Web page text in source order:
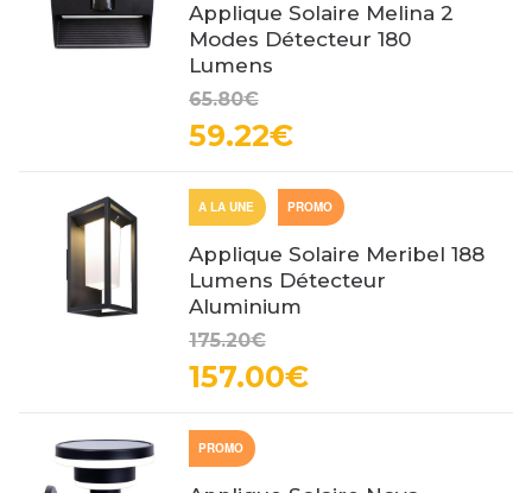
Applique Solaire Melina 2
Modes Détecteur 180
Lumens
65.80€
59.22€
A LA UNE PROMO
Applique Solaire Meribel 188
Lumens Détecteur
Aluminium
175.20€
157.00€
PROMO